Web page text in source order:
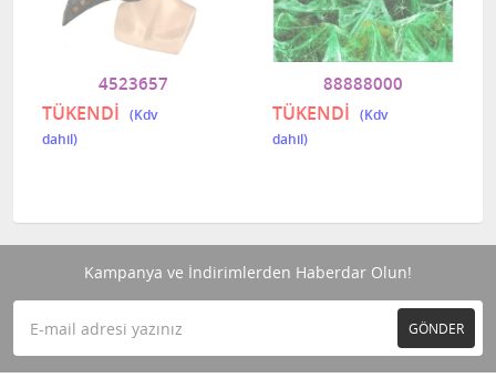
4523657
TÜKENDİ
88888000
TÜKENDİ
Kampanya ve İndirimlerden Haberdar Olun!
GÖNDER